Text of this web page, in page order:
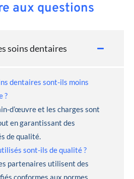
aux questions
soins dentaires
dentaires sont-ils moins
?
d’œuvre et les charges sont
en garantissant des
de qualité.
sont-ils de qualité ?
partenaires utilisent des
conformes aux normes